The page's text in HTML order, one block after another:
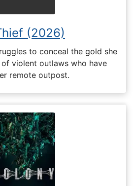
(2026)
to conceal the gold she
violent outlaws who have
remote outpost.